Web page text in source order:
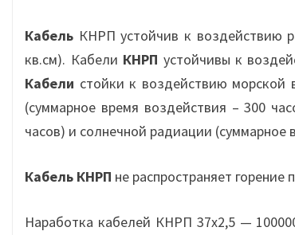
Кабель КНРП устойчив к воздействию
кв.см). Кабели КНРП устойчивы к
Кабели стойки к воздействию морской
(суммарное время воздействия – 300
часов) и солнечной радиации (суммарное
Кабель КНРП не распространяет
Наработка кабелей КНРП 37х2,5 —